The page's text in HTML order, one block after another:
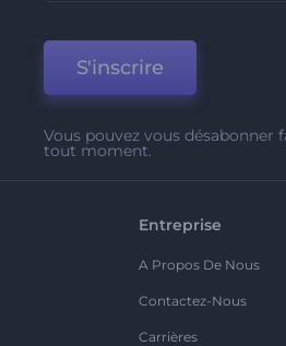
S'inscrire
Vous pouvez vous désabonner
tout moment.
Entreprise
A Propos De Nous
Contactez-Nous
Carrières